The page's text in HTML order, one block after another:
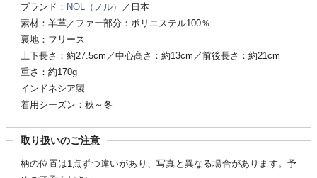
ブランド： NOL（ノル）
／日本
素材：羊革／ファー部分：ポリエステル100％
裏地：フリース
上下長さ：約27.5cm／中心高さ：約13cm／前後長さ：約21cm
重さ：約170g
インドネシア製
着用シーズン：秋～冬
取り扱いのご注意
柄の位置は1点ずつ違いがあり、写真と異なる場合があります。予